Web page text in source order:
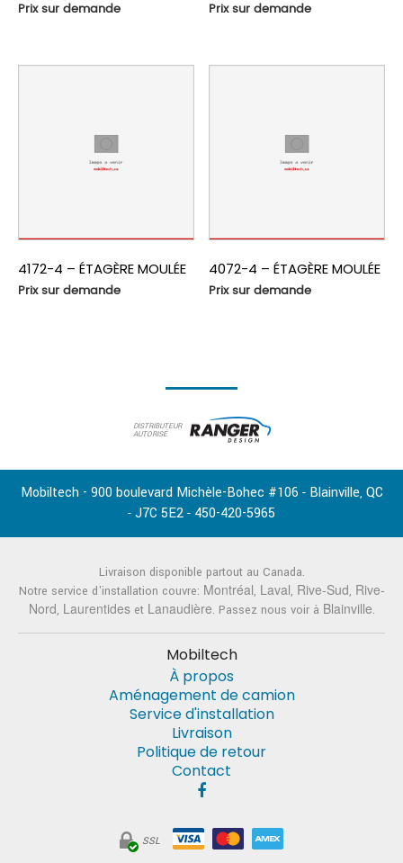
Prix sur demande Prix sur demande
4172-4 – ÉTAGÈRE MOULÉE
Prix sur demande
4072-4 – ÉTAGÈRE MOULÉE
Prix sur demande
DISTRIBUTEUR
AUTORISÉ
Mobiltech - 900 boulevard Michèle-Bohec #106 - Blainville, QC
- J7C 5E2 - 450-420-5965
Livraison disponible partout au Canada.
Notre service d'installation couvre: Montréal, Laval, Rive-Sud, Rive-
Nord, Laurentideset Lanaudière. Passez nous voir à Blainville.
Mobiltech
À propos
Aménagement de camion
Service d'installation
Livraison
Politique de retour
Contact
SSL